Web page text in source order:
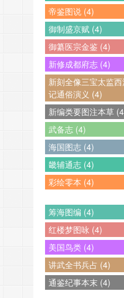
帝鉴图说 (4)
御制盛京赋 (4)
御纂医宗金鉴 (4)
新修成都府志 (4)
新刻全像三宝太监
记通俗演义 (4)
新编类要图注本草
武备志 (4)
海国图志 (4)
畿辅通志 (4)
彩绘零本 (4)
筹海图编 (4)
红楼梦图咏 (4)
美国鸟类 (4)
讲武全书兵占 (4)
通鉴纪事本末 (4)